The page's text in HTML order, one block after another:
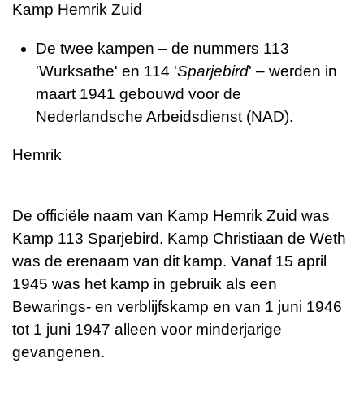
Kamp Hemrik Zuid
De twee kampen – de nummers 113
'Wurksathe' en 114 'Sparjebird' – werden in
maart 1941 gebouwd voor de
Nederlandsche Arbeidsdienst (NAD).
Hemrik
De officiële naam van Kamp Hemrik Zuid was
Kamp 113 Sparjebird. Kamp Christiaan de Weth
was de erenaam van dit kamp. Vanaf 15 april
1945 was het kamp in gebruik als een
Bewarings- en verblijfskamp en van 1 juni 1946
tot 1 juni 1947 alleen voor minderjarige
gevangenen.